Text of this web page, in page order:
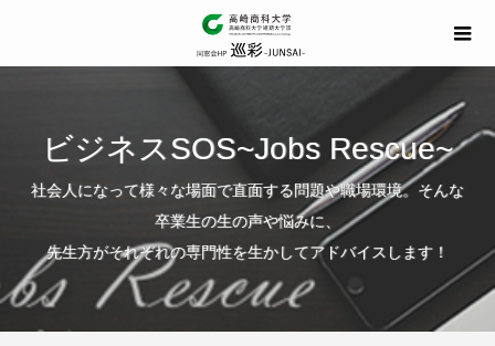
ビジネスSOS~Jobs Rescue~
社会人になって様々な場面で直面する問題や職場環境。そんな
卒業生の生の声や悩みに、
先生方がそれぞれの専門性を生かしてアドバイスします！